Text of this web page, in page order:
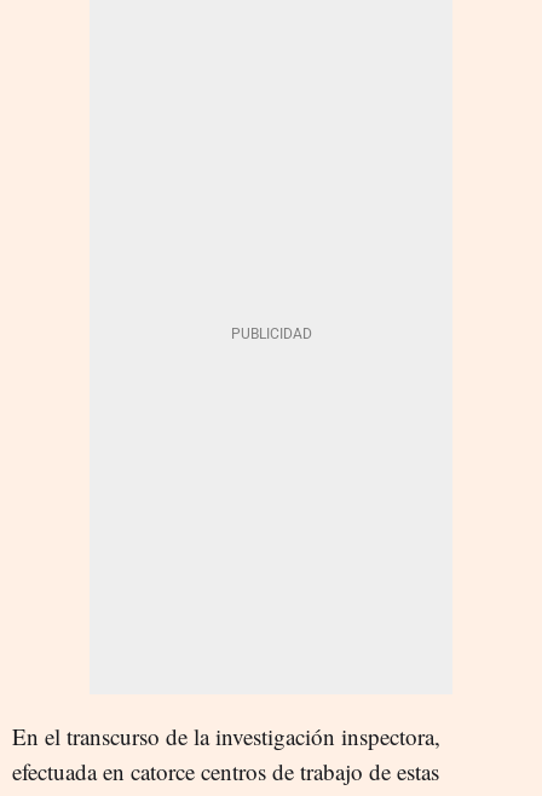
En el transcurso de la investigación inspectora,
efectuada en catorce centros de trabajo de estas